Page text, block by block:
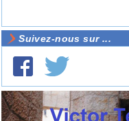
Suivez-nous sur ...